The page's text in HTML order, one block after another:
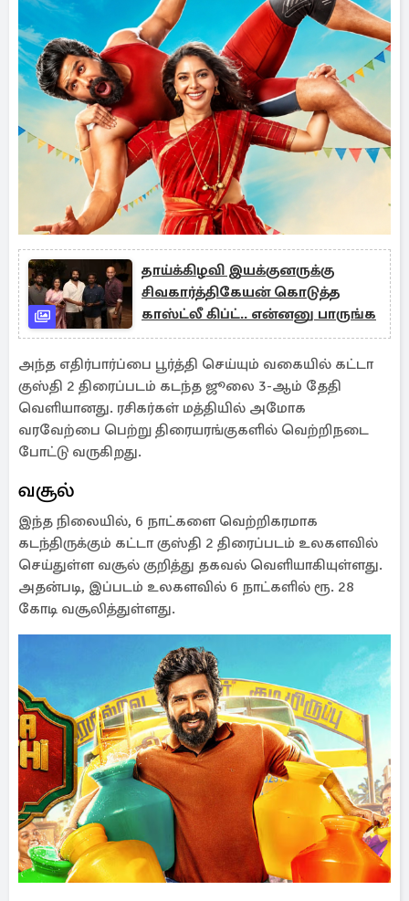
தாய்க்கிழவி இயக்குனருக்கு
சிவகார்த்திகேயன் கொடுத்த
காஸ்ட்லீ கிப்ட்.. என்னனு பாருங்க
அந்த எதிர்பார்ப்பை பூர்த்தி செய்யும் வகையில் கட்டா
குஸ்தி 2 திரைப்படம் கடந்த ஜூலை 3-ஆம் தேதி
வெளியானது. ரசிகர்கள் மத்தியில் அமோக
வரவேற்பை பெற்று திரையரங்குகளில் வெற்றிநடை
போட்டு வருகிறது.
வசூல்
இந்த நிலையில், 6 நாட்களை வெற்றிகரமாக
கடந்திருக்கும் கட்டா குஸ்தி 2 திரைப்படம் உலகளவில்
செய்துள்ள வசூல் குறித்து தகவல் வெளியாகியுள்ளது.
அதன்படி, இப்படம் உலகளவில் 6 நாட்களில் ரூ. 28
கோடி வசூலித்துள்ளது.